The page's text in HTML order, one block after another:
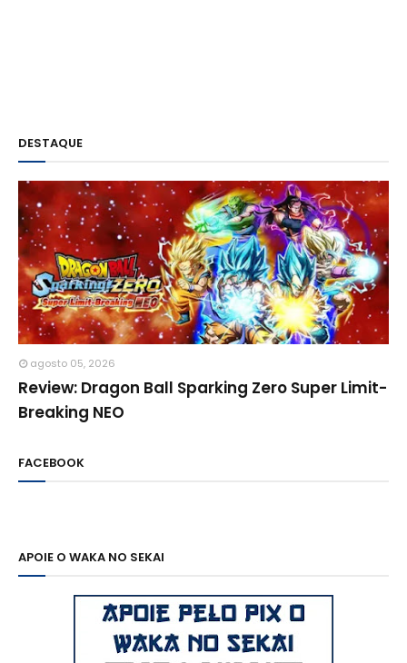
DESTAQUE
agosto 05, 2026
Review: Dragon Ball Sparking Zero Super Limit-
Breaking NEO
FACEBOOK
APOIE O WAKA NO SEKAI